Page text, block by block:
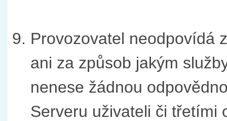
Provozovatel neodpovídá
ani za způsob jakým
nenese žádnou
Serveru uživateli či třetími